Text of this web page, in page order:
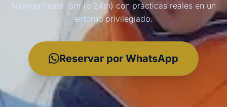
Navega hasta 15m (o 24m) con prácticas reales en un
entorno privilegiado.
Reservar por WhatsApp